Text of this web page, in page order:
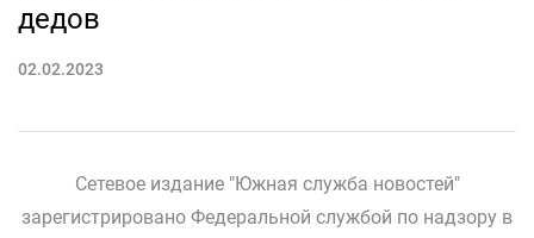
дедов
02.02.2023
Сетевое издание "Южная служба новостей"
зарегистрировано Федеральной службой по надзору в